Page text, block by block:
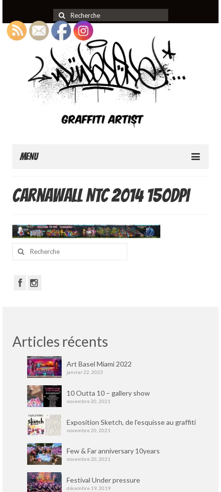
Rechercher
:
Menu
About
Portfolio
Walls
Blog
Videos
Publications
Press
Carnawall NTC 2014 150dpi
Rechercher
Articles récents
Art Basel Miami 2022
janvier 22, 2023
10 Outta 10 – gallery show
novembre 20, 2021
Exposition Sketch, de l’esquisse au graffiti
novembre 20, 2021
Few & Far anniversary 10years
novembre 20, 2021
Festival Under pressure
décembre 19, 2019